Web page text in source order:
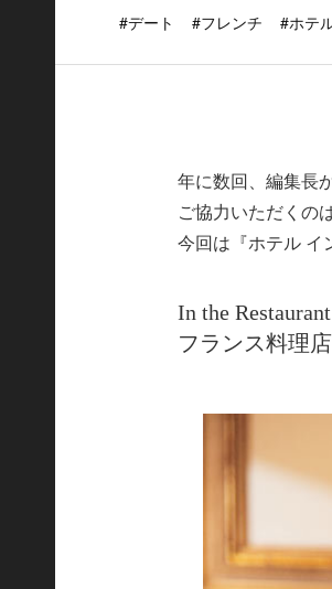
#デート #フレンチ #ホテ
年に数回、編集長
ご協力いただくの
今回は『ホテル イ
In the
フランス料理